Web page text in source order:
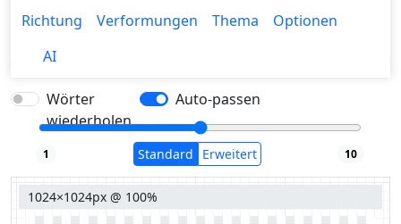
Richtung
Verformungen Thema
Optionen
AI
Wörter
wiederholen
Auto-passen
1 Standard Erweitert 10
1024×1024px @ 100%